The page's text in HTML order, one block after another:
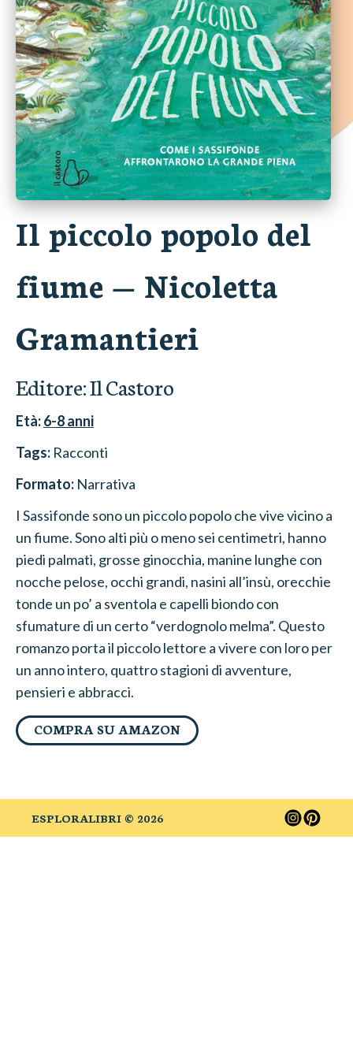
Il piccolo popolo del
fiume — Nicoletta
Gramantieri
Editore:Il Castoro
Età:6-8anni
Tags: Racconti
Formato: Narrativa
I Sassifonde sono un piccolo popolo che vive vicino a
un fiume. Sono alti più o meno sei centimetri, hanno
piedi palmati, grosse ginocchia, manine lunghe con
nocche pelose, occhi grandi, nasini all’insù, orecchie
tonde un po’ a sventola e capelli biondo con
sfumature di un certo “verdognolo melma”. Questo
romanzo porta il piccolo lettore a vivere con loro per
un anno intero, quattro stagioni di avventure,
pensieri e abbracci.
COMPRA SU AMAZON
ESPLORALIBRI © 2026